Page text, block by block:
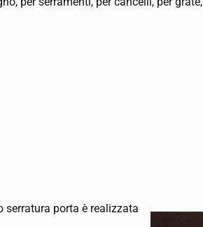
porta è realizzata